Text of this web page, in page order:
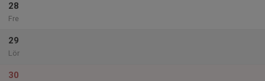
28
Fre
29
Lör
30